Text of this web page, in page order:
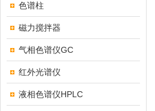
色谱柱
磁力搅拌器
气相色谱仪GC
红外光谱仪
液相色谱仪HPLC